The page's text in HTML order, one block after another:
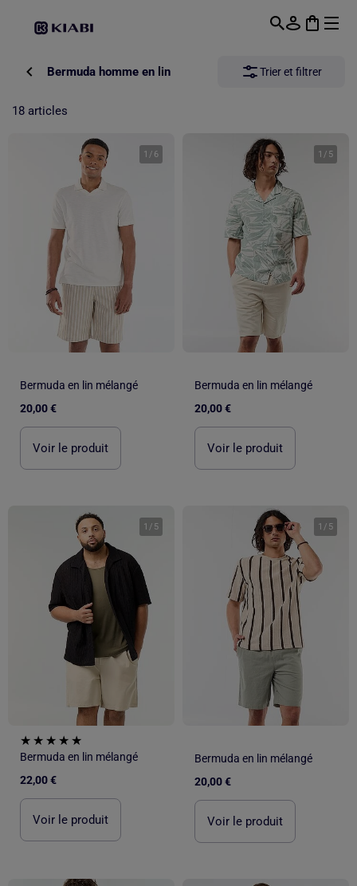
Bermuda homme en lin Trier et filtrer
18 articles
1 / 6
Bermuda en lin mélangé
20,00 €
Voir le produit
1 / 5
Bermuda en lin mélangé
20,00 €
Voir le produit
1 / 5
Bermuda en lin mélangé
22,00 €
Voir le produit
1 / 5
Bermuda en lin mélangé
20,00 €
Voir le produit